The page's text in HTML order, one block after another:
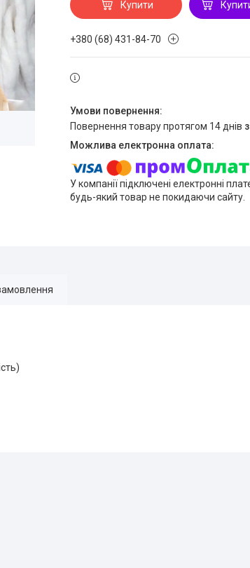
Купити
+380 (68) 431-84-70
повернення товару протягом 14 днів
У компанії підключені електронні
будь-який товар не покидаючи сайту.